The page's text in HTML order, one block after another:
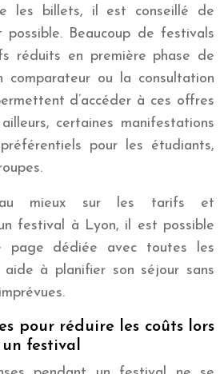
les billets, il est conseillé de
Beaucoup de festivals
réduits en première phase de
comparateur ou la consultation
d’accéder à ces offres
certaines manifestations
pour les étudiants,
au mieux sur les tarifs et
festival à Lyon, il est possible
page dédiée avec toutes les
aide à planifier son séjour sans
pour réduire les coûts lors
un festival